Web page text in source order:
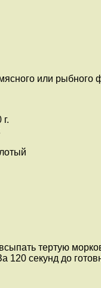
или
тертую
120 секунд до